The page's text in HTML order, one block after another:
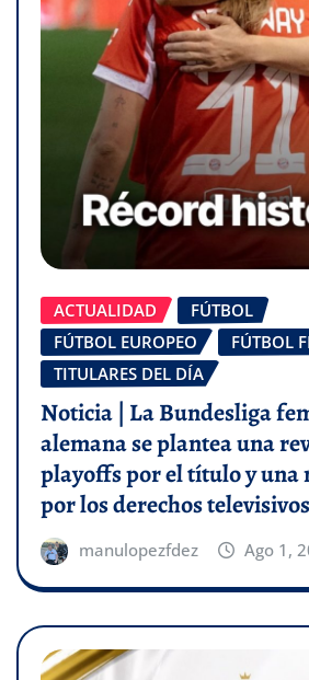
ACTUALIDAD
FÚTBOL
FÚTBOL EUROPEO
FÚTBOL
TITULARES DEL DÍA
Noticia | La Bundesliga
alemana se plantea una
playoffs por el título y una
por los derechos televisivos
manulopezfdez Ago 1,